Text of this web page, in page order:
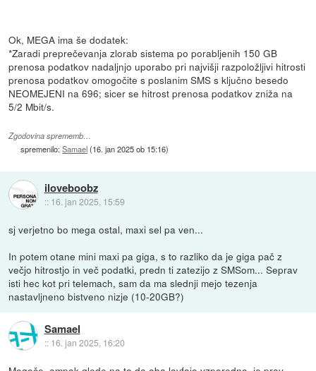
Ok, MEGA ima še dodatek:
*Zaradi preprečevanja zlorab sistema po porabljenih 150 GB
prenosa podatkov nadaljnjo uporabo pri najvišji razpoložljivi hitrosti
prenosa podatkov omogočite s poslanim SMS s ključno besedo
NEOMEJENI na 696; sicer se hitrost prenosa podatkov zniža na
5/2 Mbit/s.
Zgodovina sprememb…
spremenilo:Samael(16. jan 2025 ob 15:16)
iloveboobz
:: 16. jan 2025, 15:59
sj verjetno bo mega ostal, maxi sel pa ven...
In potem otane mini maxi pa giga, s to razliko da je giga pač z
večjo hitrostjo in več podatki, predn ti zatezijo z SMSom... Seprav
isti hec kot pri telemach, sam da ma slednji mejo tezenja
nastavljneno bistveno nizje (10-20GB?)
Samael
:: 16. jan 2025, 16:20